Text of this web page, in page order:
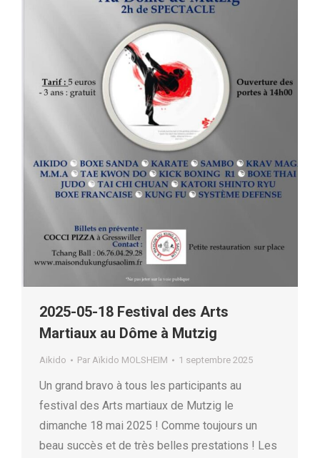
2025-05-18 Festival des Arts
Martiaux au Dôme à Mutzig
Aikido Par Aïkido MOLSHEIM 1 septembre 2025
Un grand bravo à tous les participants au
festival des Arts martiaux de Mutzig le
dimanche 18 mai 2025 ! Comme toujours un
beau succès et de très belles prestations ! Les